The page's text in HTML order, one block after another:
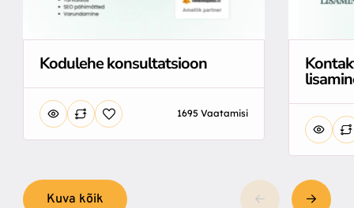
Kodulehe konsultatsioon
1695 Vaatamisi
Kuva kõik